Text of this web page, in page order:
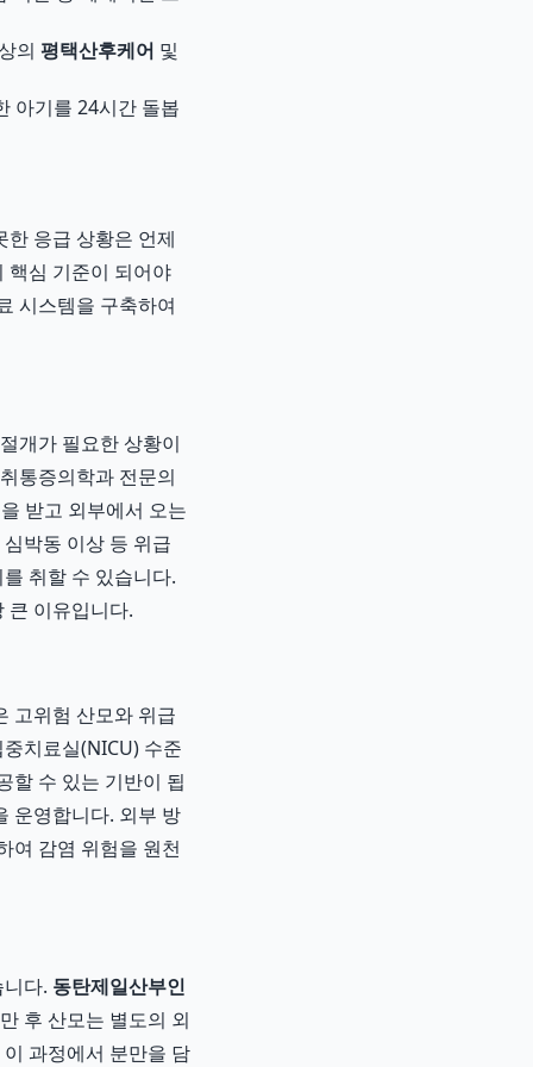
의 평택산후케어 및
아기를 24시간 돌봅
응급 상황은 언제
핵심 기준이 되어야
시스템을 구축하여
개가 필요한 상황이
통증의학과 전문의
받고 외부에서 오는
박동 이상 등 위급
취할 수 있습니다.
이유입니다.
고위험 산모와 위급
치료실(NICU) 수준
할 수 있는 기반이 됩
운영합니다. 외부 방
여 감염 위험을 원천
다. 동탄제일산부인
후 산모는 별도의 외
과정에서 분만을 담